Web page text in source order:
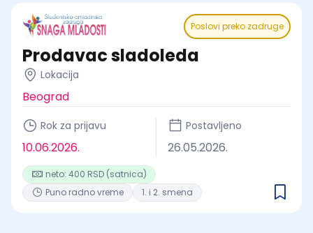
Poslovi preko zadruge
Prodavac sladoleda
Lokacija
Beograd
Rok za prijavu
10.06.2026.
Postavljeno
26.05.2026.
neto: 400 RSD (satnica)
Puno radno vreme
1. i 2. smena